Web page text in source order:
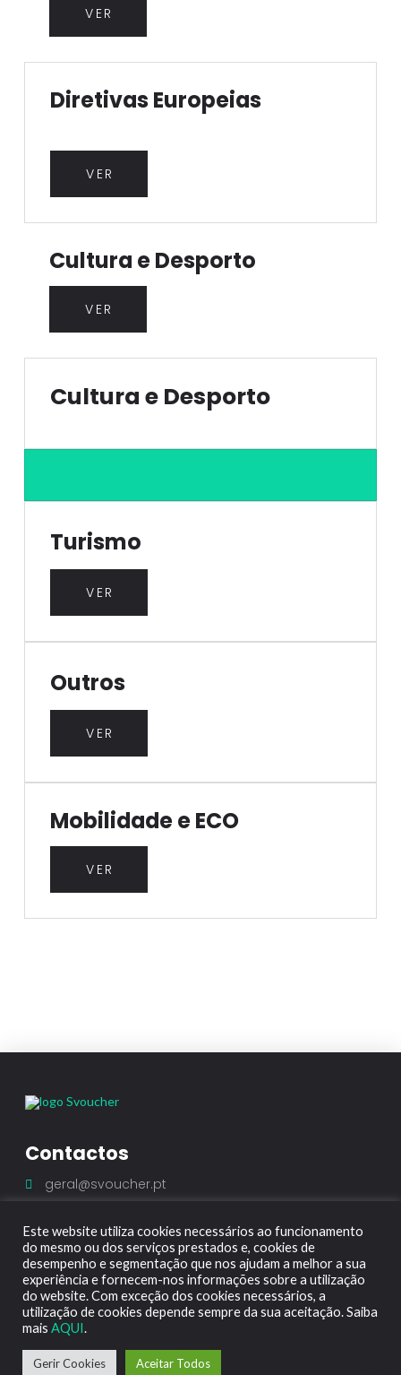
VER
Diretivas Europeias
VER
Cultura e Desporto
VER
Cultura e Desporto
Turismo
VER
Outros
VER
Mobilidade e ECO
VER
Contactos
geral@svoucher.pt
Termos & Condições Política de Cookies
Este website utiliza cookies necessários ao funcionamento
do mesmo ou dos serviços prestados e, cookies de
desempenho e segmentação que nos ajudam a melhor a sua
experiência e fornecem-nos informações sobre a utilização
do website. Com exceção dos cookies necessários, a
utilização de cookies depende sempre da sua aceitação. Saiba
mais AQUI.
Gerir Cookies Aceitar Todos